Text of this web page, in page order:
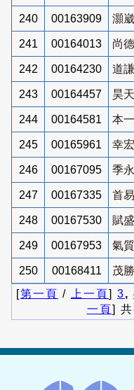
240 00163909 灝
241 00164013 尚
242 00164230 道
243 00164457 昊
244 00164581 本
245 00165961 幸
246 00167095 季
247 00167335 首
248 00167530 賦
249 00167953 氣
250 00168411
茂
[第一頁 / 上一頁] 3,
一頁] 共